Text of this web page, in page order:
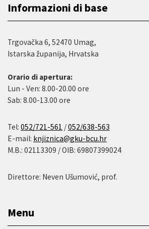
Informazioni di base
Trgovačka 6, 52470 Umag,
Istarska županija, Hrvatska
Orario di apertura:
Lun - Ven: 8.00-20.00 ore
Sab: 8.00-13.00 ore
Tel: 052/721-561 /052/638-563
E-mail: knjiznica@gku-bcu.hr
M.B.: 02113309 / OIB: 69807399024
Direttore: Neven Ušumović, prof.
Menu